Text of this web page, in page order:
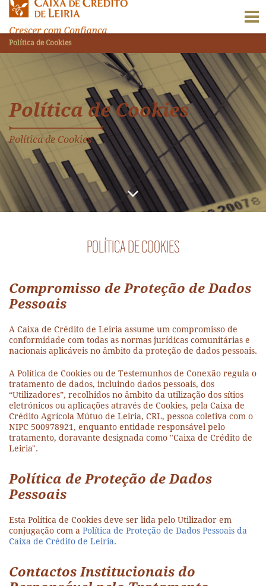
Política de Cookies
Política de Cookies
Política de Cookies
POLÍTICA DE COOKIES
Compromisso de Proteção de Dados
Pessoais
A Caixa de Crédito de Leiria assume um compromisso de
conformidade com todas as normas jurídicas comunitárias e
nacionais aplicáveis no âmbito da proteção de dados pessoais.
A Política de Cookies ou de Testemunhos de Conexão regula o
tratamento de dados, incluindo dados pessoais, dos
“Utilizadores”, recolhidos no âmbito da utilização dos sítios
eletrónicos ou aplicações através de Cookies, pela Caixa de
Crédito Agrícola Mútuo de Leiria, CRL, pessoa coletiva com o
NIPC 500978921, enquanto entidade responsável pelo
tratamento, doravante designada como "Caixa de Crédito de
Leiria".
Política de Proteção de Dados
Pessoais
Esta Política de Cookies deve ser lida pelo Utilizador em
conjugação com a Política de Proteção de Dados Pessoais da
Caixa de Crédito de Leiria.
Contactos Institucionais do